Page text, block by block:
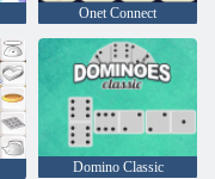
Onet Connect
Domino Classic